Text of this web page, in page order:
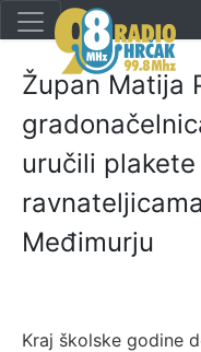
Župan Matija
uručili
Međimurju
Kraj školske godine